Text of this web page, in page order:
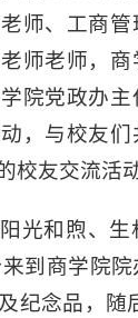
师、工商管
师老师，商
院党政办主
，与校友们
校友交流活动
光和煦、生
到商学院院
纪念品，随